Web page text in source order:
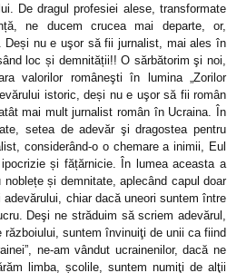
De dragul profesiei alese, transformate
ne ducem crucea mai departe, or,
Deși nu e uşor să fii jurnalist, mai ales în
loc și demnității!! O sărbătorim şi noi,
valorilor româneşti în lumina „Zorilor
istoric, deși nu e uşor să fii român
mai mult jurnalist român în Ucraina. În
setea de adevăr şi dragostea pentru
considerând-o o chemare a inimii, Eul
și fățărnicie. În lumea aceasta a
și demnitate, aplecând capul doar
chiar dacă uneori suntem între
Deşi ne străduim să scriem adevărul,
suntem învinuiţi de unii ca fiind
ne-am vândut ucrainenilor, dacă ne
limba, școlile, suntem numiţi de alţii